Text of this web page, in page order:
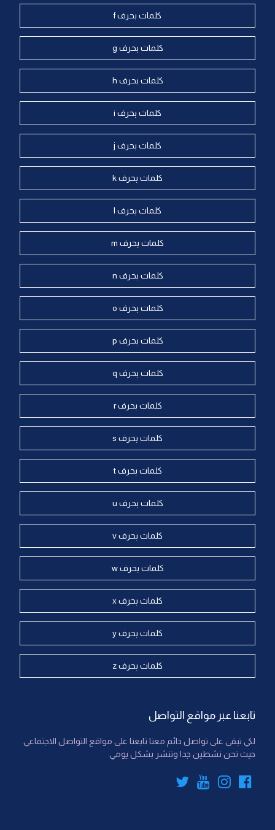
كلمات بحرف f
كلمات بحرف g
كلمات بحرف h
كلمات بحرف i
كلمات بحرف j
كلمات بحرف k
كلمات بحرف l
كلمات بحرف m
كلمات بحرف n
كلمات بحرف o
كلمات بحرف p
كلمات بحرف q
كلمات بحرف r
كلمات بحرف s
كلمات بحرف t
كلمات بحرف u
كلمات بحرف v
كلمات بحرف w
كلمات بحرف x
كلمات بحرف y
كلمات بحرف z
تابعنا عبر مواقع التواصل
لكي تبقى على تواصل دائم معنا تابعنا على مواقع التواصل الاجتماعي
حيث نحن نشطين جدا وننشر بشكل يومي